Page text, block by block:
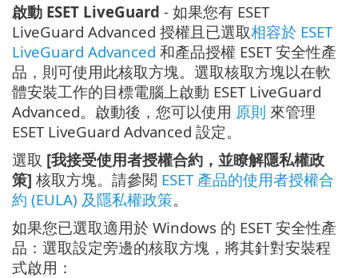
啟動 ESET LiveGuard - 如果您有 ESET
LiveGuard Advanced 授權且已選取相容於 ESET
LiveGuard Advanced 和產品授權 ESET 安全性產
品，則可使用此核取方塊。選取核取方塊以在軟
體安裝工作的目標電腦上啟動 ESET LiveGuard
Advanced。啟動後，您可以使用 原則 來管理
ESET LiveGuard Advanced 設定。
選取 [我接受使用者授權合約，並瞭解隱私權政
策] 核取方塊。請參閱 ESET 產品的使用者授權合
約 (EULA) 及隱私權政策。
如果您已選取適用於 Windows 的 ESET 安全性產
品：選取設定旁邊的核取方塊，將其針對安裝程
式啟用：